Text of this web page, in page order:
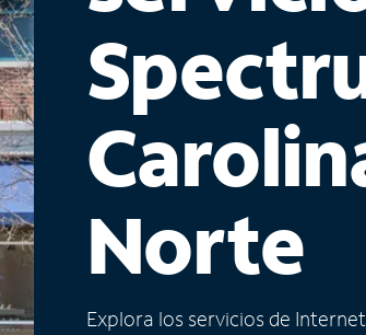
Norte
Explora los servicios de